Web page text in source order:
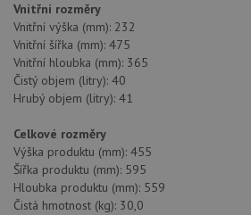
Vnitřní rozměry
Vnitřní výška (mm): 232
Vnitřní šířka (mm): 475
Vnitřní hloubka (mm): 365
Čistý objem (litry): 40
Hrubý objem (litry): 41
Celkové rozměry
Výška produktu (mm): 455
Šířka produktu (mm): 595
Hloubka produktu (mm): 559
Čistá hmotnost (kg): 30,0